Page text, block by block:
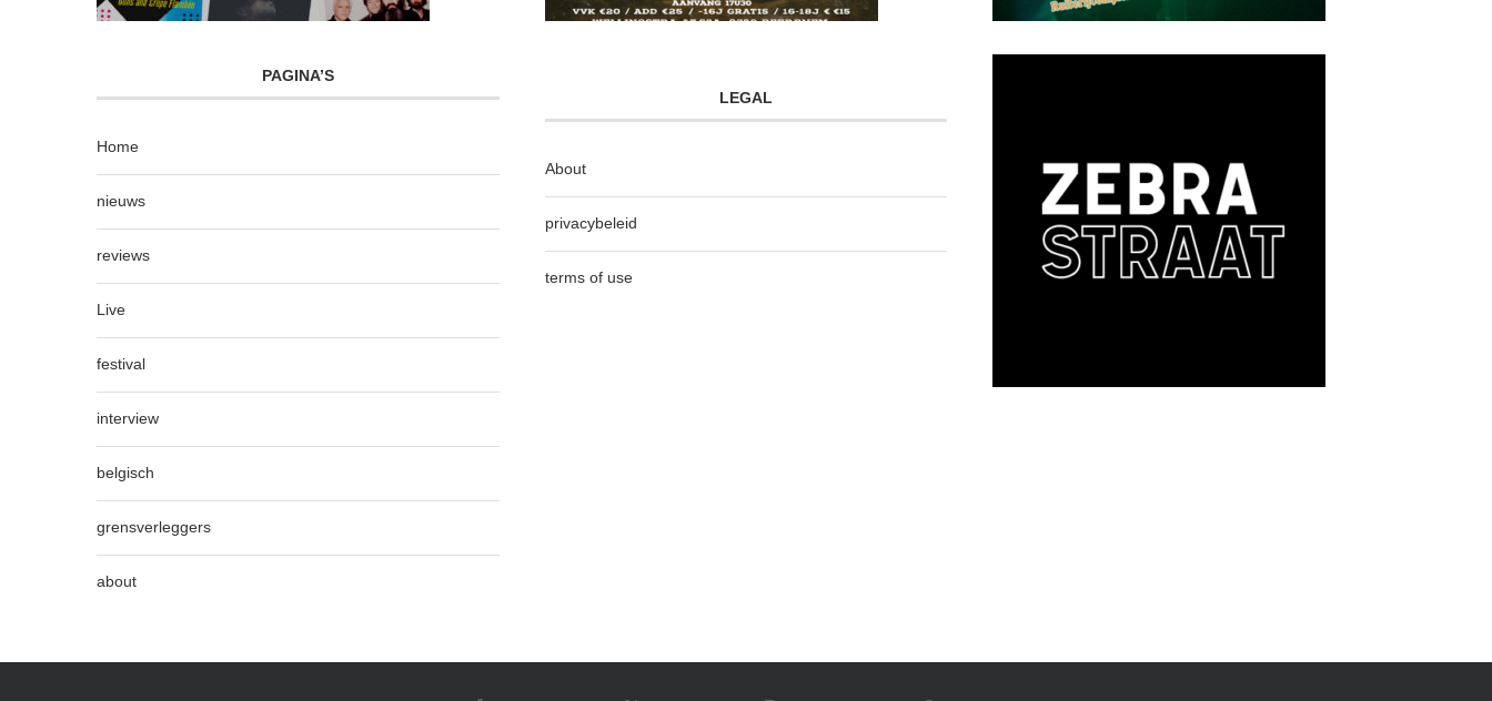
PAGINA’S
Home
nieuws
reviews
Live
festival
interview
belgisch
grensverleggers
about
LEGAL
About
privacybeleid
terms of use